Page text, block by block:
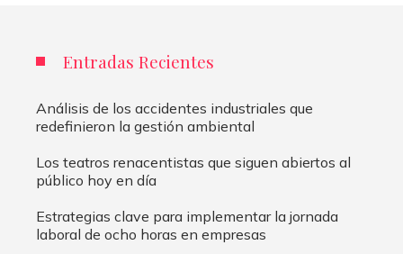
Entradas Recientes
Análisis de los accidentes industriales que
redefinieron la gestión ambiental
Los teatros renacentistas que siguen abiertos al
público hoy en día
Estrategias clave para implementar la jornada
laboral de ocho horas en empresas